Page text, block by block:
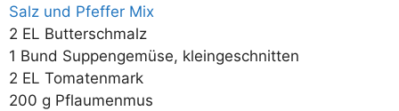
Salz und Pfeffer Mix
2 EL Butterschmalz
1 Bund Suppengemüse, kleingeschnitten
2 EL Tomatenmark
200 g Pflaumenmus